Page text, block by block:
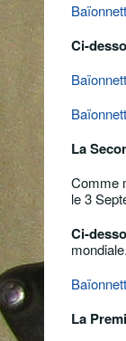
Ci-
La
Comme
le 3
Ci-
mondiale.
La